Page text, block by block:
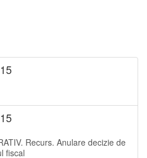
Recurs. Anulare decizie de
fiscal